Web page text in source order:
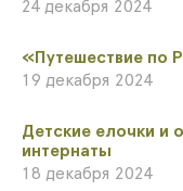
24 декабря 2024
«Путешествие по
19 декабря 2024
​Детские елочки и
интернаты
18 декабря 2024